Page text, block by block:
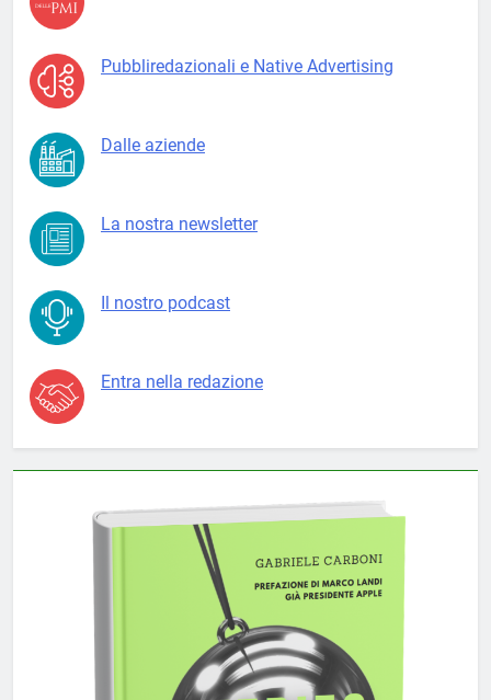
Pubbliredazionali e Native Advertising
Dalle aziende
La nostra newsletter
Il nostro podcast
Entra nella redazione